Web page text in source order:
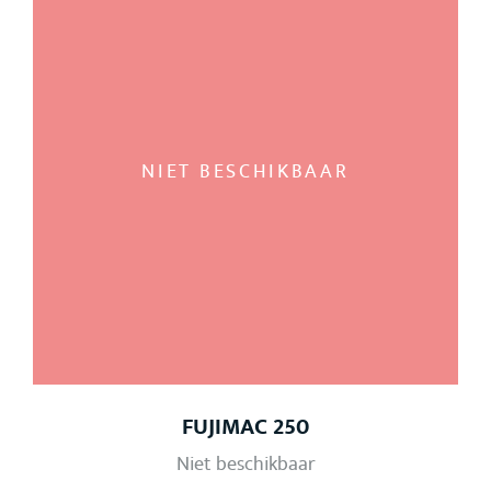
NIET BESCHIKBAAR
FUJIMAC 250
Niet beschikbaar